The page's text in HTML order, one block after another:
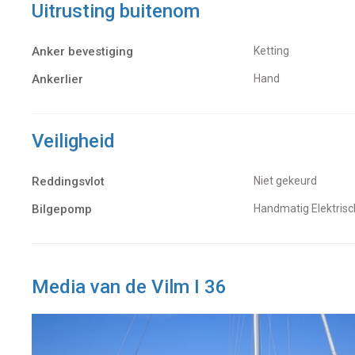
Uitrusting buitenom
Anker bevestiging Ketting
Ankerlier Hand
Veiligheid
Reddingsvlot niet gekeurd
Bilgepomp Handmatig
Media van de Vilm I 36